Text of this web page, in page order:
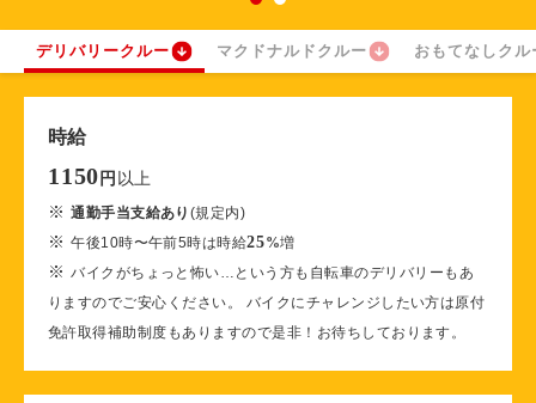
デリバリークルー マクドナルドクルー おもてなしクル
時給
1150 円 以上
※通勤手当支給あり (規定内)
※午後10時〜午前5時は時給25%増
※バイクがちょっと怖い…という方も自転車のデリバリーもあ
りますのでご安心ください。 バイクにチャレンジしたい方は原付
免許取得補助制度もありますので是非！お待ちしております。